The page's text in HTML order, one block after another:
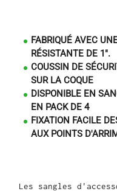
FABRIQUÉ AVEC
RÉSISTANTE DE 1".
COUSSIN DE
SUR LA COQUE
DISPONIBLE EN
EN PACK DE 4
FIXATION FACILE
AUX POINTS
Les sangles